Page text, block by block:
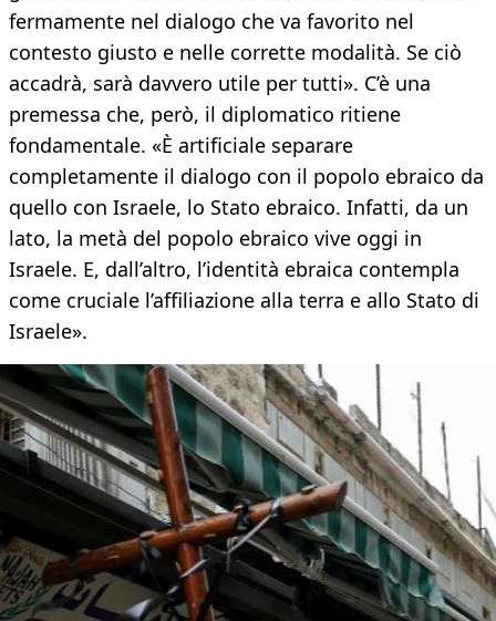
fermamente nel dialogo che va favorito nel
contesto giusto e nelle corrette modalità. Se ciò
accadrà, sarà davvero utile per tutti». C’è una
premessa che, però, il diplomatico ritiene
fondamentale. «È artificiale separare
completamente il dialogo con il popolo ebraico da
quello con Israele, lo Stato ebraico. Infatti, da un
lato, la metà del popolo ebraico vive oggi in
Israele. E, dall’altro, l’identità ebraica contempla
come cruciale l’affiliazione alla terra e allo Stato di
Israele».